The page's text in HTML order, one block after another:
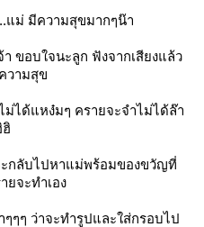
แม่ มีความสุขมากๆน๊า
ขอบใจนะลูก ฟังจากเสียงแล้ว
วามสุข
ม่ได้แหง๋มๆ ครายจะจำไม่ได้ล๊า
ฮิ
กลับไปหาแม่พร้อมของขวัญที่
ยจะทำเอง
ๆๆ ว่าจะทำรูปและใส่กรอบไป